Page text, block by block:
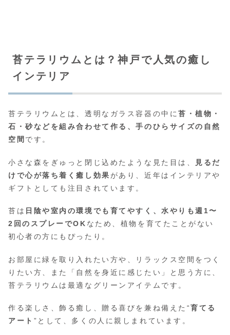
苔テラリウムとは？神戸で人気の癒し
インテリア
苔テラリウムとは、透明なガラス容器の中に苔・植物・
石・砂などを組み合わせて作る、手のひらサイズの自然
空間 です。
小さな森をぎゅっと閉じ込めたような見た目は、
見るだ
けで心が落ち着く癒し効果 があり、近年はインテリアや
ギフトとしても注目されています。
苔は 日陰や室内の環境でも育てやすく、水やりも週1〜
2回のスプレーでOK なため、植物を育てたことがない
初心者の方にもぴったり。
お部屋に緑を取り入れたい方や、リラックス空間をつく
りたい方、また「自然を身近に感じたい」と思う方に、
苔テラリウムは最適なグリーンアイテムです。
作る楽しさ、飾る癒し、贈る喜びを兼ね備えた“育てる
アート ”として、多くの人に親しまれています。